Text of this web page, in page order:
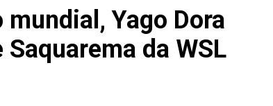
dois indivíduos, que observavam
os passos da equipe e repassavam
em tempo real sobre a movimentação
os traficantes locais. ​Durante a
Yago Dora
da WSL